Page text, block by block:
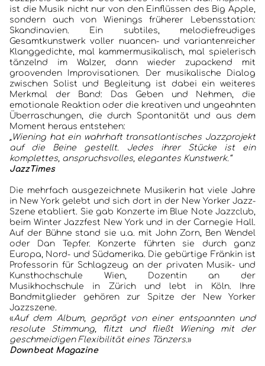
ist die Musik nicht nur von den Einflüssen des Big Apple,
sondern auch von Wienings früherer Lebensstation:
Skandinavien. Ein subtiles, melodiefreudiges
Gesamtkunstwerk voller nuancen- und variantenreicher
Klanggedichte, mal kammermusikalisch, mal spielerisch
tänzelnd im Walzer, dann wieder zupackend mit
groovenden Improvisationen. Der musikalische Dialog
zwischen Solist und Begleitung ist dabei ein weiteres
Merkmal der Band: Das Geben und Nehmen, die
emotionale Reaktion oder die kreativen und ungeahnten
Überraschungen, die durch Spontanität und aus dem
Moment heraus entstehen:
„Wiening hat ein wahrhaft transatlantisches Jazzprojekt
auf die Beine gestellt. Jedes ihrer Stücke ist ein
komplettes, anspruchsvolles, elegantes Kunstwerk.“
JazzTimes
Die mehrfach ausgezeichnete Musikerin hat viele Jahre
in New York gelebt und sich dort in der New Yorker Jazz-
Szene etabliert. Sie gab Konzerte im Blue Note Jazzclub,
beim Winter Jazzfest New York und in der Carnegie Hall.
Auf der Bühne stand sie u.a. mit John Zorn, Ben Wendel
oder Dan Tepfer. Konzerte führten sie durch ganz
Europa, Nord- und Südamerika. Die gebürtige Fränkin ist
Professorin für Schlagzeug an der privaten Musik- und
Kunsthochschule Wien, Dozentin an der
Musikhochschule in Zürich und lebt in Köln. Ihre
Bandmitglieder gehören zur Spitze der New Yorker
Jazzszene.
«Auf dem Album, geprägt von einer entspannten und
resolute Stimmung, flitzt und fließt Wiening mit der
geschmeidigen Flexibilität eines Tänzers .»
Downbeat Magazine